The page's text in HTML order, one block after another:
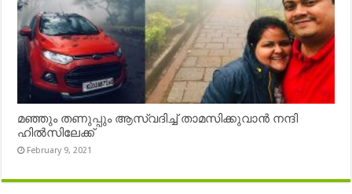
മഞ്ഞും തണുപ്പും ആസ്വദിച്ച് താമസിക്കുവാൻ നന്ദി
ഹിൽസിലേക്ക്
February 9, 2021